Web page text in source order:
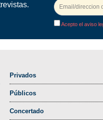
Acepto el aviso
Privados
Públicos
Concertado